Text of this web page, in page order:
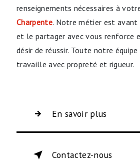
renseignements nécessaires à
Charpente. Notre métier est
et le partager avec vous renforce
désir de réussir. Toute notre
travaille avec propreté et rigueur.
En savoir plus
Contactez-nous